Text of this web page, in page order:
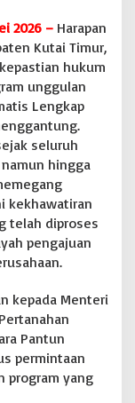
2026 – Harapan
Kutai Timur,
hukum
unggulan
Lengkap
seluruh
hingga
kekhawatiran
telah diproses
pengajuan
kepada Menteri
Pantun
permintaan
program yang